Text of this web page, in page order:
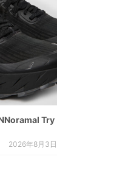
Try
2026年8月3日